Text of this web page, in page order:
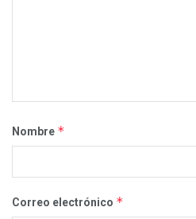
Nombre *
Correo electrónico *